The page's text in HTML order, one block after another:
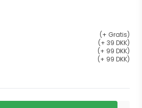
(+ Gratis)
(+ 39 DKK)
(+ 99 DKK)
(+ 99 DKK)